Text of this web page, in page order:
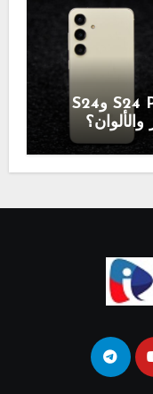
Samsung Galaxy S24 وS24 Plus وS24